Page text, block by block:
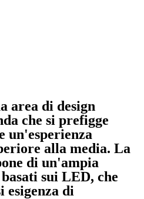
area di design
che si prefigge
un'esperienza
alla media. La
di un'ampia
sui LED, che
esigenza di